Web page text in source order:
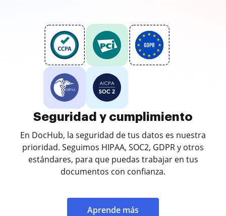
Seguridad y cumplimiento
En DocHub, la seguridad de tus datos es nuestra
prioridad. Seguimos HIPAA, SOC2, GDPR y otros
estándares, para que puedas trabajar en tus
documentos con confianza.
Aprende más